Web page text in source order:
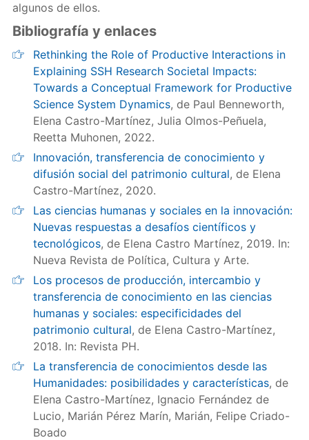
algunos de ellos.
Bibliografía y enlaces
Rethinking the Role of Productive Interactions in
Explaining SSH Research Societal Impacts:
Towards a Conceptual Framework for Productive
Science System Dynamics, de Paul Benneworth,
Elena Castro-Martínez, Julia Olmos-Peñuela,
Reetta Muhonen, 2022.
Innovación, transferencia de conocimiento y
difusión social del patrimonio cultural, de Elena
Castro-Martínez, 2020.
Las ciencias humanas y sociales en la innovación:
Nuevas respuestas a desafíos científicos y
tecnológicos, de Elena Castro Martínez, 2019. In:
Nueva Revista de Política, Cultura y Arte.
Los procesos de producción, intercambio y
transferencia de conocimiento en las ciencias
humanas y sociales: especificidades del
patrimonio cultural, de Elena Castro-Martínez,
2018. In: Revista PH.
La transferencia de conocimientos desde las
Humanidades: posibilidades y características, de
Elena Castro-Martínez, Ignacio Fernández de
Lucio, Marián Pérez Marín, Marián, Felipe Criado-
Boado